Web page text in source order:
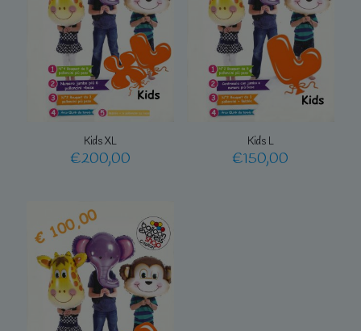
Kids XL
€200,00
Kids L
€150,00